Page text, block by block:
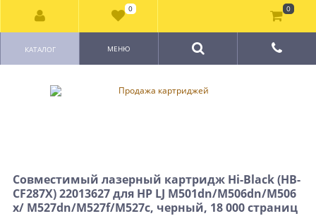
КАТАЛОГ МЕНЮ
Совместимый лазерный картридж Hi-Black (HB-
CF287X) 22013627 для HP LJ M501dn/M506dn/M506
x/ M527dn/M527f/M527c, черный, 18 000 страниц
0 0